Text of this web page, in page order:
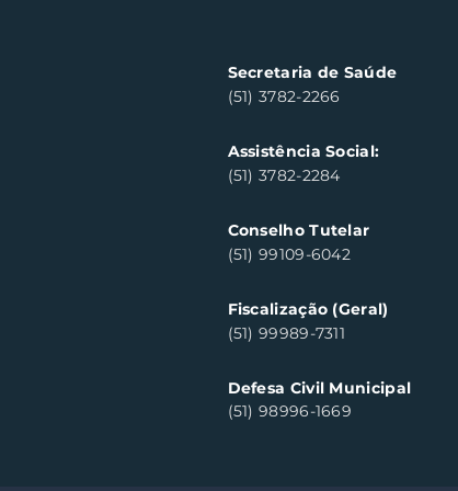
Clara do Sul
Secretaria de Saúde
(51) 3782-2266
Assistência Social:
(51) 3782-2284
Conselho Tutelar
(51) 99109-6042
Fiscalização (Geral)
(51) 99989-7311
Defesa Civil Municipal
(51) 98996-1669